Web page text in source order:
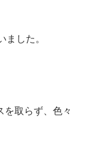
ました。
を取らず、色々